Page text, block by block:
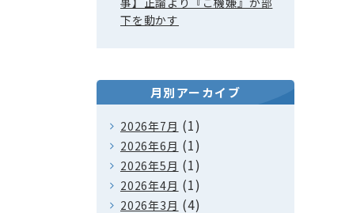
下を動かす
月別アーカイブ
2026年7月 (1)
2026年6月 (1)
2026年5月 (1)
2026年4月 (1)
2026年3月 (4)